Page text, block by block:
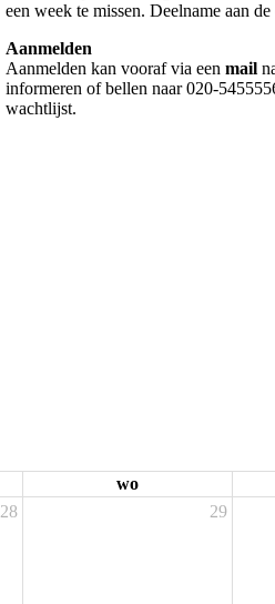
een week te missen. Deelname aan
Aanmelden
Aanmelden kan vooraf via eenmail
informeren of bellen naar 020-
wachtlijst.
wo
28 29